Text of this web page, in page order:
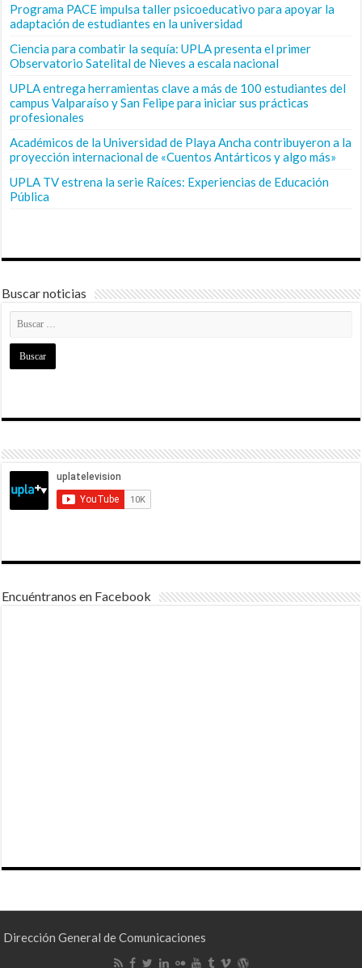
Programa PACE impulsa taller psicoeducativo para apoyar la
adaptación de estudiantes en la universidad
Ciencia para combatir la sequía: UPLA presenta el primer
Observatorio Satelital de Nieves a escala nacional
UPLA entrega herramientas clave a más de 100 estudiantes del
campus Valparaíso y San Felipe para iniciar sus prácticas
profesionales
Académicos de la Universidad de Playa Ancha contribuyeron a la
proyección internacional de «Cuentos Antárticos y algo más»
UPLA TV estrena la serie Raíces: Experiencias de Educación
Pública
Buscar noticias
Encuéntranos en Facebook
Dirección General de Comunicaciones